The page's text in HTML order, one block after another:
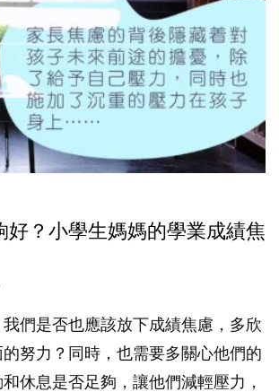
好？小學生媽媽的學業成績焦
們是否也應該放下成績焦慮，多欣
努力？同時，也需要多關心他們的
休息是否足夠，讓他們減輕壓力，